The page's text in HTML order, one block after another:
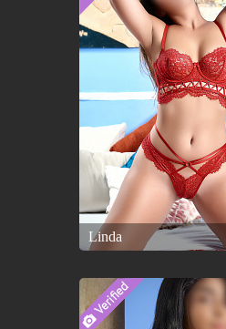
Linda